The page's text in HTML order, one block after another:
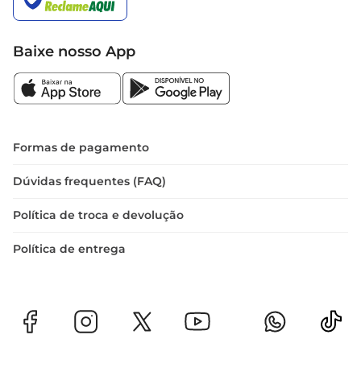
Baixe nosso App
Formas de pagamento
Dúvidas frequentes (FAQ)
Política de troca e devolução
Política de entrega